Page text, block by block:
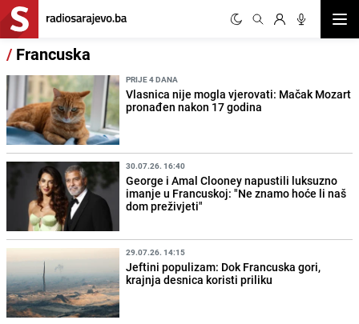
/ Francuska
PRIJE 4 DANA
Vlasnica nije mogla vjerovati: Mačak Mozart
pronađen nakon 17 godina
30.07.26. 16:40
George i Amal Clooney napustili luksuzno
imanje u Francuskoj: "Ne znamo hoće li naš
dom preživjeti"
29.07.26. 14:15
Jeftini populizam: Dok Francuska gori,
krajnja desnica koristi priliku